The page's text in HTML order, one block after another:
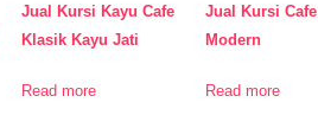
Jual Kursi Kayu Cafe
Klasik Kayu Jati
Read more
Jual Kursi Cafe
Modern
Read more